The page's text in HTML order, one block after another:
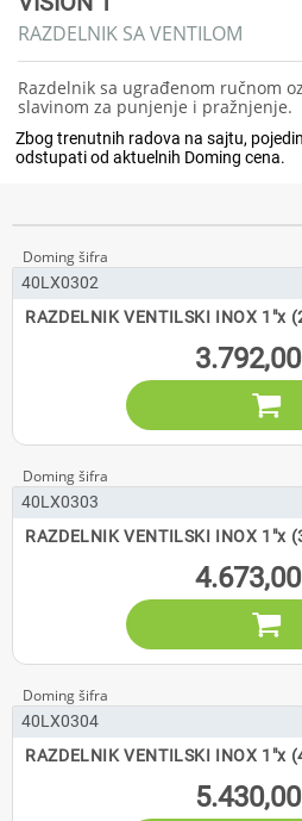
RAZDELNIK SA VENTILOM
Razdelnik sa ugrađenom ručnom
slavinom za punjenje i pražnjenje.
40LX0302
RAZDELNIK VENTILSKI INOX 1"x
3.792,00

40LX0303
RAZDELNIK VENTILSKI INOX 1"x
4.673,00

40LX0304
RAZDELNIK VENTILSKI INOX 1"x
5.430,00